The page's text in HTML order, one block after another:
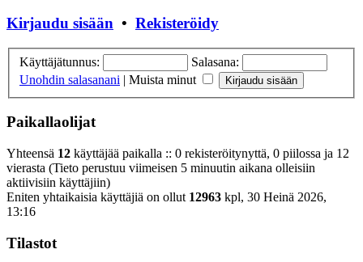
Kirjaudu sisään • Rekisteröidy
Käyttäjätunnus:
Salasana:
Unohdin salasanani | Muista minut
Paikallaolijat
Yhteensä 12 käyttäjää paikalla :: 0 rekisteröitynyttä, 0 piilossa ja 12
vierasta (Tieto perustuu viimeisen 5 minuutin aikana olleisiin
aktiivisiin käyttäjiin)
Eniten yhtaikaisia käyttäjiä on ollut 12963 kpl, 30 Heinä 2026,
13:16
Tilastot